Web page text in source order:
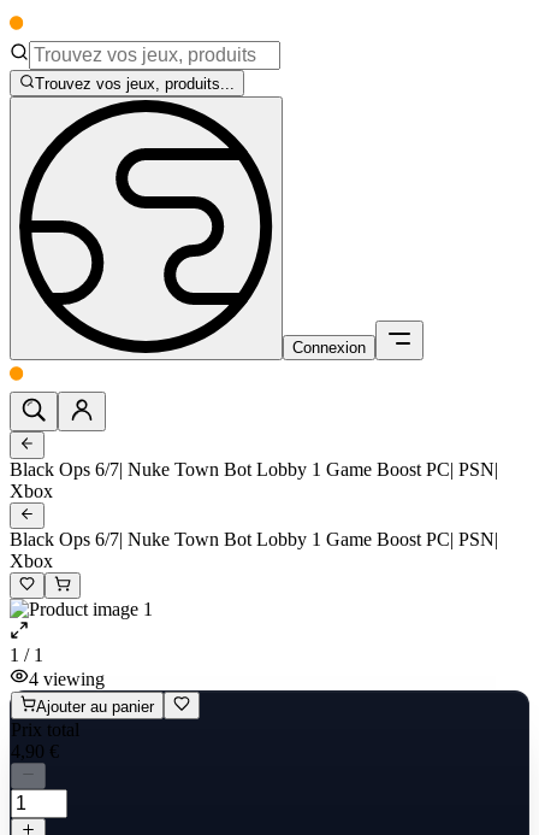
Trouvez vos jeux, produits...
Connexion
Black Ops 6/7| Nuke Town Bot Lobby 1 Game Boost PC| PSN|
Xbox
Black Ops 6/7| Nuke Town Bot Lobby 1 Game Boost PC| PSN|
Xbox
1 / 1
4 viewing
Ajouter au panier
Prix total
4,90 €